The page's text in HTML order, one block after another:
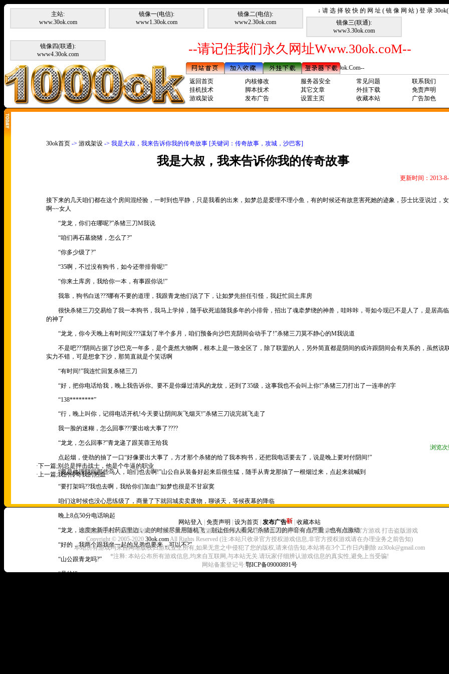
↓ 请 选 择 较 快 的 网 址 ( 镜 像 网 站 ) 登 录
主站:
www.30ok.com
镜像一(电信):
www1.30ok.com
镜像二(电信):
www2.30ok.com
镜像三(联通):
www3.30ok.com
镜像四(联通):
www4.30ok.com
--请记住我们永久网址Www.30ok.coM--
--请记住我们永久网址Www.30ok.Com--
返回首页
内核修改 服务器安全 常见问题
联系我们
挂机技术
脚本技术 其它文章 外挂下载
免责声明
游戏架设
发布广告 设置主页 收藏本站 广告加色
30ok首页 -> 游戏架设 -> 我是大叔，我来告诉你我的传奇故事 [关键词：传奇故事，攻城，沙巴客]
我是大叔，我来告诉你我的传奇故事
更新时间：2013-
接下来的几天咱们都在这个房间混经验，一时到也平静，只是我看的出来，如梦总是爱理不理小鱼，有的时候还有故意害死她的迹象，莎士比亚说过，
啊~~女人
“龙龙，你们在哪呢?”杀猪三刀M我说
“咱们再石墓烧猪，怎么了?”
“你多少级了?”
“35啊，不过没有狗书，如今还带排骨呢!”
“你来土库房，我给你一本，有事跟你说!”
我靠，狗书白送???哪有不要的道理，我跟青龙他们说了下，让如梦先担任引怪，我赶忙回土库房
很快杀猪三刀交易给了我一本狗书，我马上学掉，随手砍死追随我多年的小排骨，招出了魂牵梦绕的神兽，哇咔咔，哥如今现已不是人了，是居高
的神了
“龙龙，你今天晚上有时间没???谋划了半个多月，咱们预备向沙巴克阴间会动手了!”杀猪三刀莫不静心的M我说道
不是吧???阴间占据了沙巴克一年多，是个庞然大物啊，根本上是一致全区了，除了联盟的人，另外简直都是阴间的或许跟阴间会有关系的，虽然说
实力不错，可是想拿下沙，那简直就是个笑话啊
“有时间!”我连忙回复杀猪三刀
“好，把你电话给我，晚上我告诉你。要不是你爆过清风的龙纹，还到了35级，这事我也不会叫上你!”杀猪三刀打出了一连串的字
“138********”
“行，晚上叫你，记得电话开机!今天要让阴间灰飞烟灭!”杀猪三刀说完就飞走了
我一脸的迷糊，怎么回事???要出啥大事了????
“龙龙，怎么回事?”青龙递了跟芙蓉王给我
点起烟，使劲的抽了一口“好像要出大事了，方才那个杀猪的给了我本狗书，还把我电话要去了，说是晚上要对付阴间!”
“要是修理阴间那些鸟人，咱们也去啊!”山公自从装备好起来后很生猛，随手从青龙那抽了一根烟过来，点起来就喊到
“要打架吗??我也去啊，我给你们加血!”如梦也很是不甘寂寞
咱们这时候也没心思练级了，商量了下就回城卖卖废物，聊谈天，等候夜幕的降临
晚上8点50分电话响起
“龙龙，速度来新手村药店里边，走的时候尽量用随机飞，别让任何人看见!”杀猪三刀的声音有点严重，也有点激动
“好的，我两个跟我坐一起的兄弟也要来，可以不?”
“山公跟青龙吗?”
“是的!”
浏览
·下一篇;别总是抨击战士，他是个牛逼的职业
·上一篇;我的传奇我的热血
网站登入 免责声明 设为首页 发布广告
收藏本站
拒绝盗版游戏 注意自我保护 谨防受骗上当 适度游戏益脑 沉迷游戏伤身 合理安排时间 享受健康生活 支持官方游戏 打击盗版游戏
Copyright © 2005-2020 30ok.comAll Rights Reserved (注:本站只收录官方授权游戏信息,非官方授权游戏请在办理业务之前告知)
本站所有游戏均来自网络版权归游戏业主所有,如果无意之中侵犯了您的版权,请来信告知,本站将在3个工作日内删除 zz30ok@gmail.com
*注释: 本站公布所有游戏信息,均来自互联网,与本站无关.请玩家仔细辨认游戏信息的真实性,避免上当受骗!
网站备案登记号:鄂ICP备09000891号